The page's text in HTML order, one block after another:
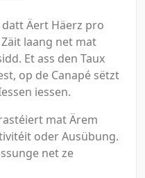
datt Äert Häerz pro
laang net mat
Et ass den Taux
op de Canapé sëtzt
iessen.
mat Ärem
oder Ausübung.
net ze